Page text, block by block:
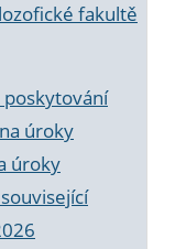
fakultě
poskytování
úroky
úroky